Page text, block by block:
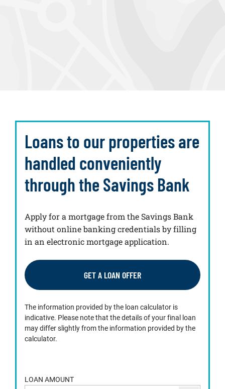
Loans to our properties are
handled conveniently
through the Savings Bank
Apply for a mortgage from the Savings Bank
without online banking credentials by filling
in an electronic mortgage application.
GET A LOAN OFFER
The information provided by the loan calculator is
indicative. Please note that the details of your final loan
may differ slightly from the information provided by the
calculator.
LOAN AMOUNT